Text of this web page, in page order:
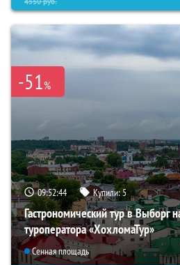
-51%
09:52:43 Купили:5
Гастрономический тур в Выборг
туроператора «ХохломаТур»
Сенная площадь